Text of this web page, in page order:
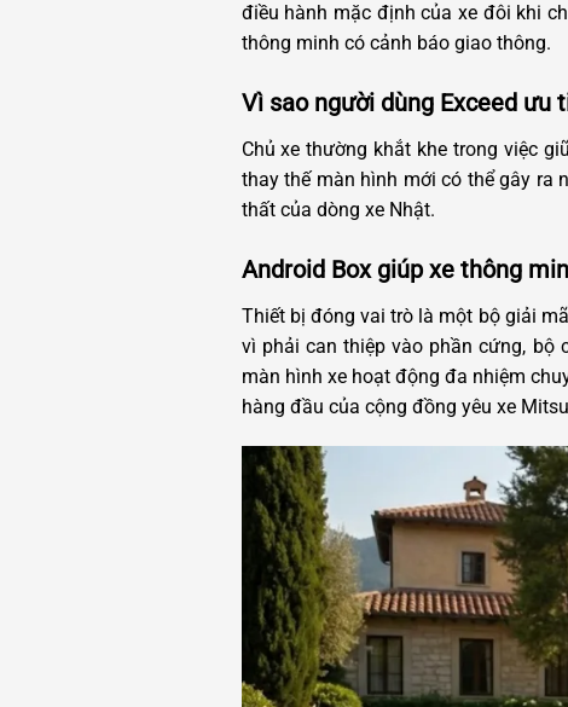
điều hành mặc định của xe đôi khi
thông minh có cảnh báo giao thông.
Vì sao người dùng Exceed ưu
Chủ xe thường khắt khe trong việc
thay thế màn hình mới có thể gây ra
thất của dòng xe Nhật.
Android Box giúp xe thông
Thiết bị đóng vai trò là một bộ giải
vì phải can thiệp vào phần cứng, bộ
màn hình xe hoạt động đa nhiệm
hàng đầu của cộng đồng yêu xe